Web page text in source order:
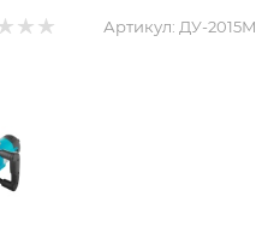
Артикул: ДУ-2015М